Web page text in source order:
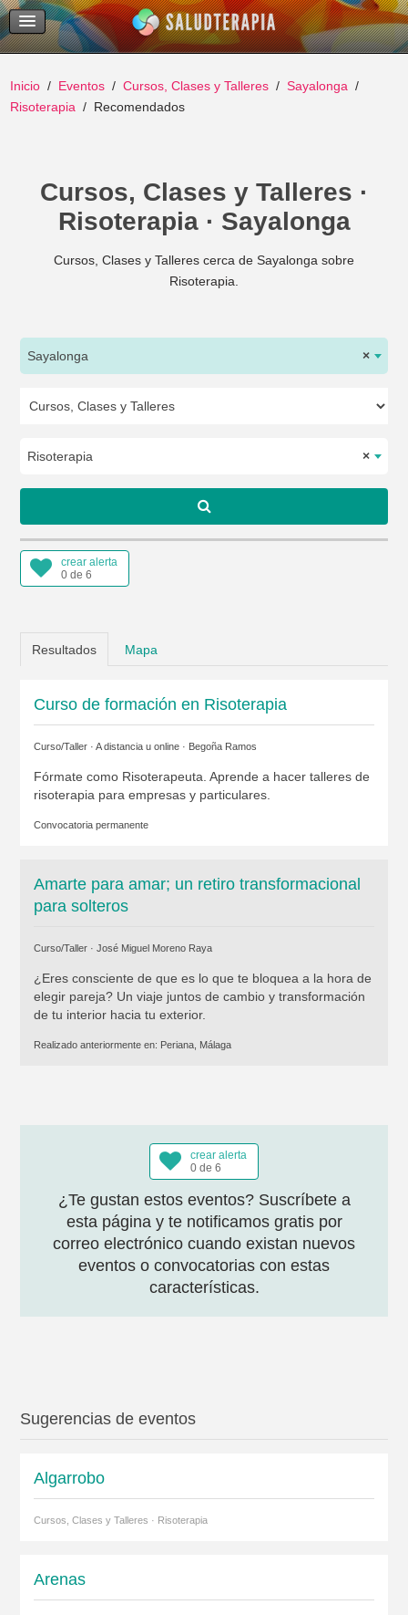
Temas Recientes
Buscar
Inicio Eventos Cursos, Clases y Talleres
Sayalonga
Risoterapia
Recomendados
Cursos, Clases y Talleres ·
Risoterapia · Sayalonga
Cursos, Clases y Talleres cerca de Sayalonga sobre
Risoterapia.
×
Sayalonga
×
Risoterapia
crear alerta
0 de 6
Resultados Mapa
Curso de formación en Risoterapia
Curso/Taller · A distancia u online · Begoña Ramos
Fórmate como Risoterapeuta. Aprende a hacer talleres de
risoterapia para empresas y particulares.
Convocatoria permanente
Amarte para amar; un retiro transformacional
para solteros
Curso/Taller · José Miguel Moreno Raya
¿Eres consciente de que es lo que te bloquea a la hora de
elegir pareja? Un viaje juntos de cambio y transformación
de tu interior hacia tu exterior.
Realizado anteriormente en: Periana, Málaga
crear alerta
0 de 6
¿Te gustan estos eventos? Suscríbete a
esta página y te notificamos gratis por
correo electrónico cuando existan nuevos
eventos o convocatorias con estas
características.
Sugerencias de eventos
Algarrobo
Cursos, Clases y Talleres · Risoterapia
Arenas